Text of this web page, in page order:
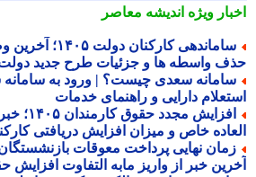
ویژهاندیشه معاصر
ساماندهی کارکنان
واسطه ها و جزئیات طرح جدید دولت
سعدی چیست؟ | ورود به سامانه
دارایی و راهنمای خدمات
افزایش مجدد
خاص و میزان افزایش دریافتی
خبر از واریز مابه التفاوت افزایش